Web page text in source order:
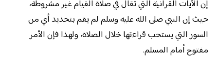
إن الآيات القرآنية التي تقال في صلاة القيام غير مشروطة،
حيث إن النبي صلى الله عليه وسلم لم يقم بتحديد أي من
السور التي يستحب قراءتها خلال الصلاة، ولهذا فإن الأمر
مفتوح أمام المسلم.